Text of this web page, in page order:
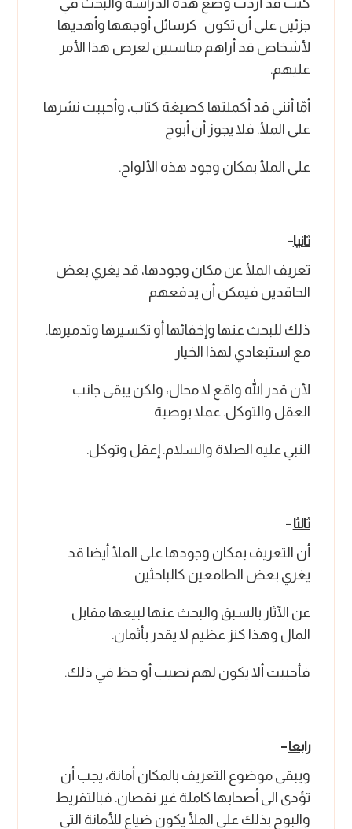
جزئين على أن تكون كرسائل أوجهها وأهديها
لأشخاص قد أراهم مناسبين لعرض هذا الأمر
عليهم.
أمّا أنني قد أكملتها كصيغة كتاب، وأحببت نشرها
على الملأ. فلا يجوز أن أبوح
على الملأ بمكان وجود هذه الألواح.
ثانيا–
تعريف الملأ عن مكان وجودها، قد يغري بعض
الحاقدين فيمكن أن يدفعهم
ذلك للبحث عنها وإخفائها أو تكسيرها وتدميرها.
مع استبعادي لهذا الخيار
لأن قدر الله واقع لا محال، ولكن يبقى جانب
العقل والتوكل. عملا بوصية
النبي عليه الصلاة والسلام. إعقل وتوكل.
ثالثا–
أن التعريف بمكان وجودها على الملأ أيضا قد
يغري بعض الطامعين كالباحثين
عن الآثار بالسبق والبحث عنها لبيعها مقابل
المال وهذا كنز عظيم لا يقدر بأثمان.
فأحببت ألا يكون لهم نصيب أو حظ في ذلك.
رابعا–
ويبقى موضوع التعريف بالمكان أمانة، يجب أن
تؤدى الى أصحابها كاملة غير نقصان. فبالتفريط
والبوح بذلك على الملأ يكون ضياع للأمانة التي